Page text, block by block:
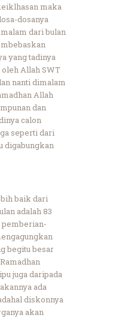
maka
dosanya
dari bulan
yang tadinya
Allah SWT
nanti dimalam
Allah
dan
calon
seperti dari
digabungkan
baik dari
adalah 83
begitu besar
juga daripada
ada
diskonnya
akan